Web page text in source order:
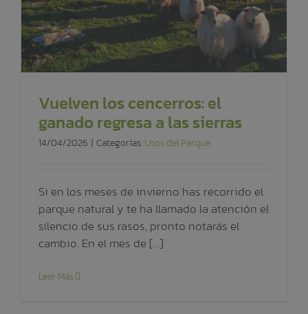
Vuelven los cencerros: el
ganado regresa a las sierras
14/04/2026 | Categorías:Usos del Parque
Si en los meses de invierno has recorrido el
parque natural y te ha llamado la atención el
silencio de sus rasos, pronto notarás el
cambio. En el mes de [...]
Leer Más